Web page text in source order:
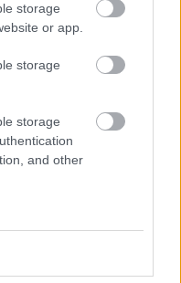
storage
or app.
storage
storage
and other
Adja
szabályzatot
kattintás, és hírlevelünk a
hétről hétre